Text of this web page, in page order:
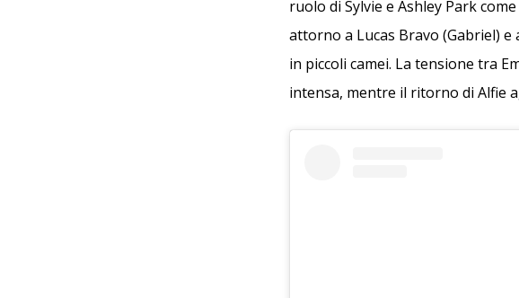
ruolo di Sylvie e Ashley Park
attorno a Lucas Bravo (Gabriel)
in piccoli camei. La tensione tra
intensa, mentre il ritorno di Alfie